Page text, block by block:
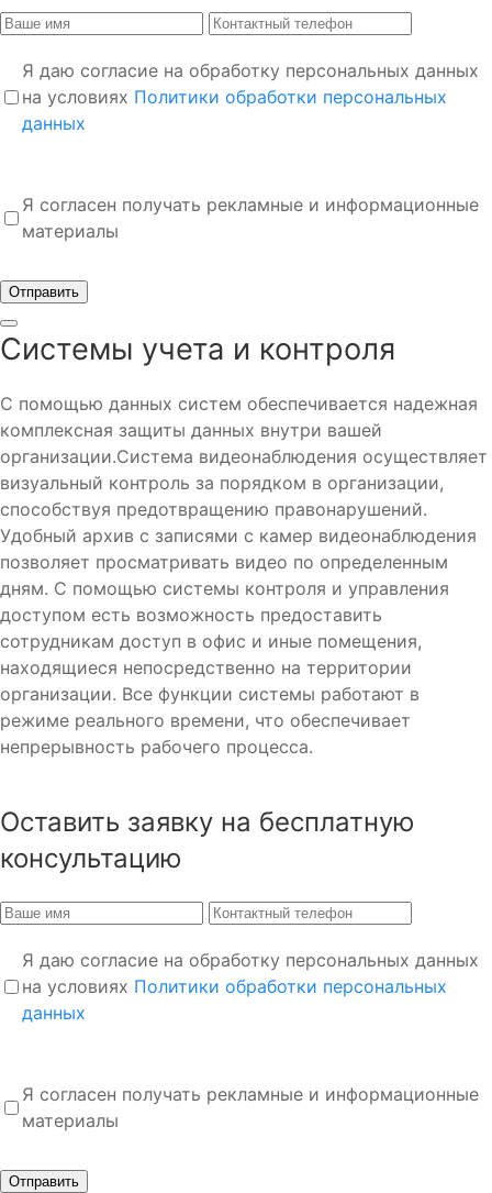
Я даю согласие на обработку персональных данных
на условиях Политики обработки персональных
данных
Я согласен получать рекламные и информационные
материалы
Отправить
Системы учета и контроля
С помощью данных систем обеспечивается надежная
комплексная защиты данных внутри вашей
организации.Система видеонаблюдения осуществляет
визуальный контроль за порядком в организации,
способствуя предотвращению правонарушений.
Удобный архив с записями с камер видеонаблюдения
позволяет просматривать видео по определенным
дням. С помощью системы контроля и управления
доступом есть возможность предоставить
сотрудникам доступ в офис и иные помещения,
находящиеся непосредственно на территории
организации. Все функции системы работают в
режиме реального времени, что обеспечивает
непрерывность рабочего процесса.
Оставить заявку на бесплатную
консультацию
Я даю согласие на обработку персональных данных
на условиях Политики обработки персональных
данных
Я согласен получать рекламные и информационные
материалы
Отправить